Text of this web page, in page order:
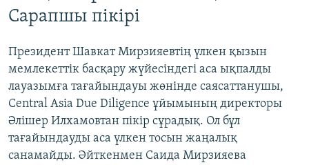
Сарапшы пікірі
Президент Шавкат Мирзияевтің үлкен қызын
мемлекеттік басқару жүйесіндегі аса ықпалды
лауазымға тағайындауы жөнінде саясаттанушы,
Central Asia Due Diligence ұйымының директоры
Әлішер Илхамовтан пікір сұрадық. Ол бұл
тағайындауды аса үлкен тосын жаңалық
санамайды. Әйткенмен Саида Мирзияева